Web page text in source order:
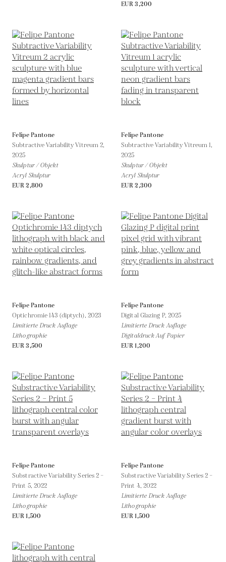
EUR 3,200
Felipe Pantone
Subtractive Variability Vitreum 2,
2025
Skulptur / Objekt
Acryl Skulptur
EUR 2,800
Felipe Pantone
Subtractive Variability Vitreum 1,
2025
Skulptur / Objekt
Acryl Skulptur
EUR 2,300
Felipe Pantone
Optichromie 143 (diptych), 2023
Limitierte Druck Auflage
Lithographie
EUR 3,500
Felipe Pantone
Digital Glazing P, 2025
Limitierte Druck Auflage
Digitaldruck Auf Papier
EUR 1,200
Felipe Pantone
Substractive Variability Series 2 –
Print 5, 2022
Limitierte Druck Auflage
Lithographie
EUR 1,500
Felipe Pantone
Substractive Variability Series 2 –
Print 4, 2022
Limitierte Druck Auflage
Lithographie
EUR 1,500